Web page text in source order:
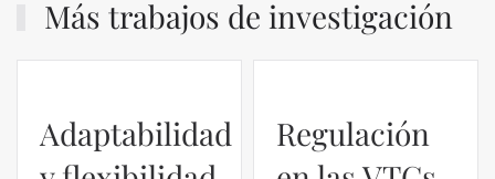
Más trabajos de investigación
Adaptabilidad
Regulación